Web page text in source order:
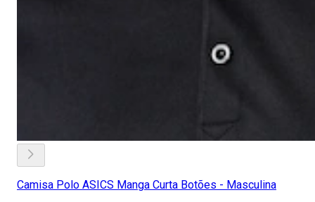
Camisa Polo ASICS Manga Curta Botões - Masculina